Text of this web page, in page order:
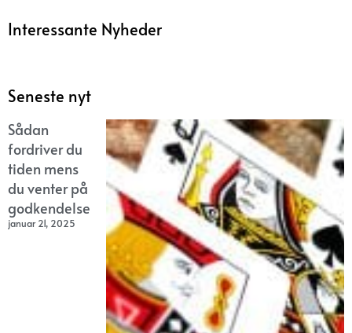
Interessante Nyheder
Seneste nyt
Sådan
fordriver du
tiden mens
du venter på
godkendelse
januar 21, 2025